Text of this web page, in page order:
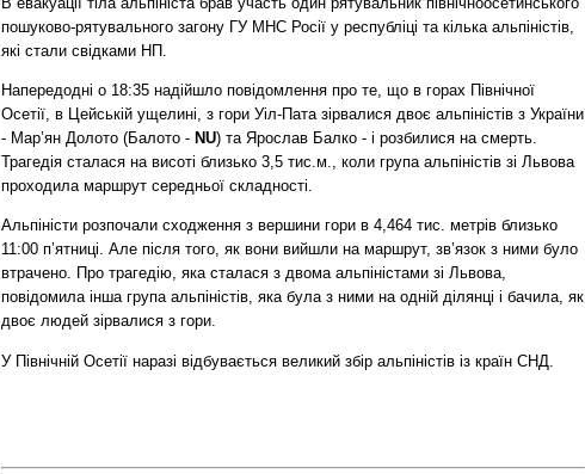
пошуково-рятувального загону ГУ МНС Росії у республіці та кілька альпіністів,
які стали свідками НП.
Напередодні о 18:35 надійшло повідомлення про те, що в горах Північної
Осетії, в Цейській ущелині, з гори Уіл-Пата зірвалися двоє альпіністів з України
- Мар’ян Долото (Балото - NU) та Ярослав Балко - і розбилися на смерть.
Трагедія сталася на висоті близько 3,5 тис.м., коли група альпіністів зі Львова
проходила маршрут середньої складності.
Альпіністи розпочали сходження з вершини гори в 4,464 тис. метрів близько
11:00 п’ятниці. Але після того, як вони вийшли на маршрут, зв’язок з ними було
втрачено. Про трагедію, яка сталася з двома альпіністами зі Львова,
повідомила інша група альпіністів, яка була з ними на одній ділянці і бачила, як
двоє людей зірвалися з гори.
У Північній Осетії наразі відбувається великий збір альпіністів із країн СНД.